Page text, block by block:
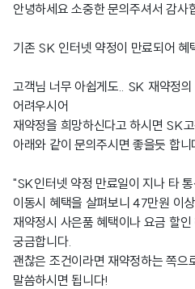
안녕하세요 소중한 문의주셔서 감
기존 SK 인터넷 약정이 만료되어 혜
고객님 너무 아쉽게도.. SK 재약정
어려우시어
재약정을 희망하신다고 하시면 SK
아래와 같이 문의주시면 좋을듯 합
"SK인터넷 약정 만료일이 지나 타
이동시 혜택을 살펴보니 47만원 이
재약정시 사은품 혜택이나 요금 할인
궁금합니다.
괜찮은 조건이라면 재약정하는 쪽으
말씀하시면 됩니다!